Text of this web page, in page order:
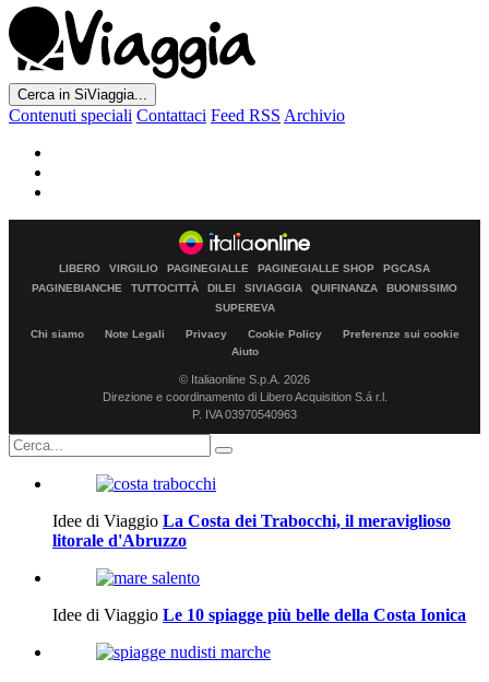
Cerca in SiViaggia...
Contenuti speciali Contattaci Feed RSS Archivio
LIBERO VIRGILIO PAGINEGIALLE PAGINEGIALLE SHOP
PGCASA
PAGINEBIANCHE
TUTTOCITTÀ DILEI SIVIAGGIA QUIFINANZA
BUONISSIMO
SUPEREVA
Chi siamo Note Legali Privacy Cookie Policy
Preferenze sui cookie
Aiuto
© Italiaonline S.p.A. 2026
Direzione e coordinamento di Libero Acquisition S.á r.l.
P. IVA 03970540963
Idee di Viaggio La Costa dei Trabocchi, il meraviglioso
litorale d'Abruzzo
Idee di Viaggio Le 10 spiagge più belle della Costa Ionica